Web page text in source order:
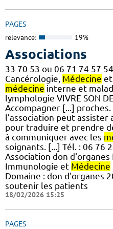
PAGES
relevance: 19%
Associations
33 70 53 ou 06 71 74 57
Cancérologie, Médecine et
médecine interne et
lymphologie VIVRE SON
Accompagner [...]
l’association peut
pour traduire et prendre
à communiquer avec les
soignants. [...] Tél. : 06 76
Association don d'organes
Immunologie et Médecine
Domaine : don d'organes
soutenir les patients
18/02/2026 15:25
PAGES